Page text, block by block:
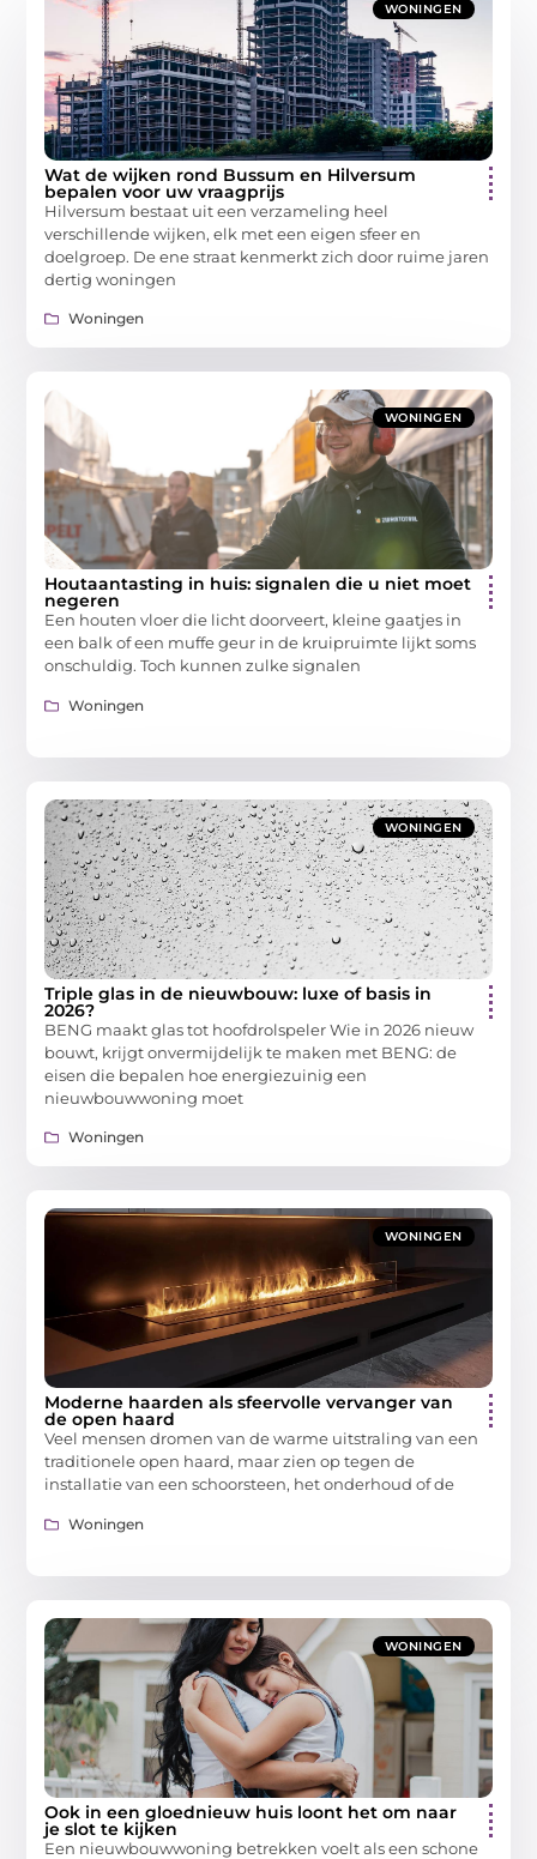
WONINGEN
Wat de wijken rond Bussum en Hilversum
bepalen voor uw vraagprijs
Hilversum bestaat uit een verzameling heel
verschillende wijken, elk met een eigen sfeer en
doelgroep. De ene straat kenmerkt zich door ruime jaren
dertig woningen
Woningen
WONINGEN
Houtaantasting in huis: signalen die u niet moet
negeren
Een houten vloer die licht doorveert, kleine gaatjes in
een balk of een muffe geur in de kruipruimte lijkt soms
onschuldig. Toch kunnen zulke signalen
Woningen
WONINGEN
Triple glas in de nieuwbouw: luxe of basis in
2026?
BENG maakt glas tot hoofdrolspeler Wie in 2026 nieuw
bouwt, krijgt onvermijdelijk te maken met BENG: de
eisen die bepalen hoe energiezuinig een
nieuwbouwwoning moet
Woningen
WONINGEN
Moderne haarden als sfeervolle vervanger van
de open haard
Veel mensen dromen van de warme uitstraling van een
traditionele open haard, maar zien op tegen de
installatie van een schoorsteen, het onderhoud of de
Woningen
WONINGEN
Ook in een gloednieuw huis loont het om naar
je slot te kijken
Een nieuwbouwwoning betrekken voelt als een schone